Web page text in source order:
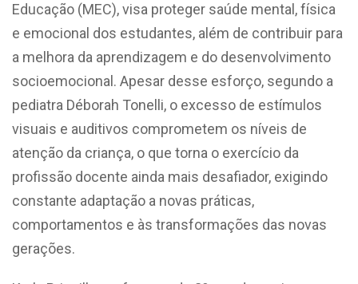
Educação (MEC), visa proteger saúde mental, física
e emocional dos estudantes, além de contribuir para
a melhora da aprendizagem e do desenvolvimento
socioemocional. Apesar desse esforço, segundo a
pediatra Déborah Tonelli, o excesso de estímulos
visuais e auditivos comprometem os níveis de
atenção da criança, o que torna o exercício da
profissão docente ainda mais desafiador, exigindo
constante adaptação a novas práticas,
comportamentos e às transformações das novas
gerações.